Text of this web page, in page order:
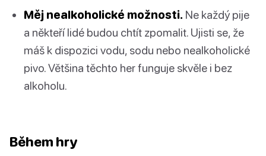
Měj nealkoholické možnosti. Ne každý pije
a někteří lidé budou chtít zpomalit. Ujisti se, že
máš k dispozici vodu, sodu nebo nealkoholické
pivo. Většina těchto her funguje skvěle i bez
alkoholu.
Během hry